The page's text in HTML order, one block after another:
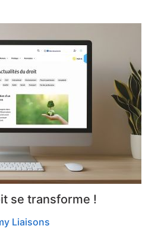
se transforme !
Liaisons